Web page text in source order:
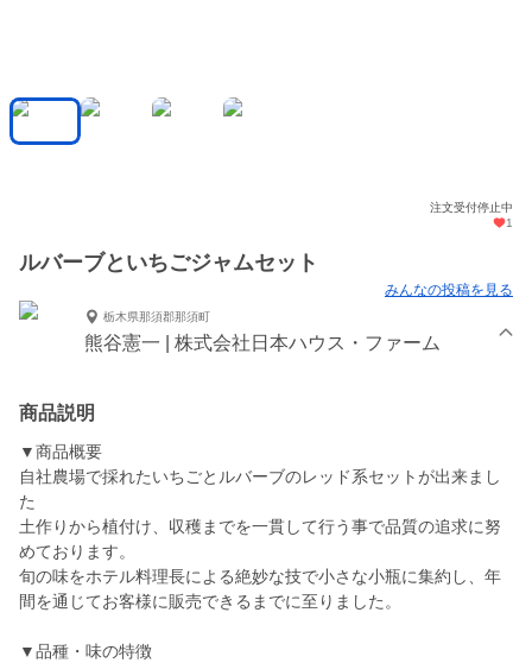
注文受付停止中
1
ルバーブといちごジャムセット
みんなの投稿を見る
栃木県那須郡那須町
熊谷憲一 | 株式会社日本ハウス・ファーム
商品説明
▼商品概要
自社農場で採れたいちごとルバーブのレッド系セットが出来まし
た
土作りから植付け、収穫までを一貫して行う事で品質の追求に努
めております。
旬の味をホテル料理長による絶妙な技で小さな小瓶に集約し、年
間を通じてお客様に販売できるまでに至りました。
▼品種・味の特徴